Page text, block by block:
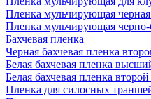
Пленка мульчирующая
Пленка мульчирующая
Бахчевая пленка
Черная бахчевая пленка
Белая бахчевая пленка
Белая бахчевая пленка второй
Пленка для силосных